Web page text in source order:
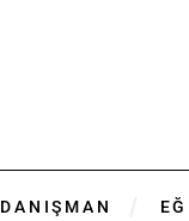
DANIŞMAN